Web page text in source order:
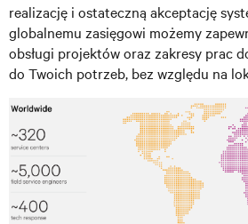
realizację i ostateczną akceptację
globalnemu zasięgowi możemy
obsługi projektów oraz zakresy prac
do Twoich potrzeb, bez względu na